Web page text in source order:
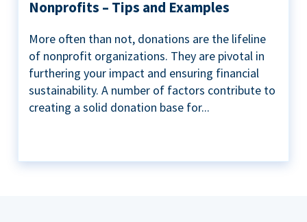
Nonprofits – Tips and Examples
More often than not, donations are the lifeline
of nonprofit organizations. They are pivotal in
furthering your impact and ensuring financial
sustainability. A number of factors contribute to
creating a solid donation base for...